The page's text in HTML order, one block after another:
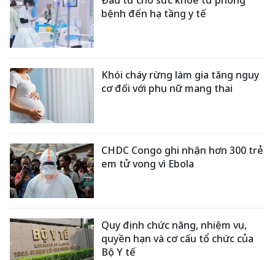
bệnh đến hạ tầng y tế
Khói cháy rừng làm gia tăng nguy
cơ đối với phụ nữ mang thai
CHDC Congo ghi nhận hơn 300 trẻ
em tử vong vì Ebola
Quy định chức năng, nhiệm vụ,
quyền hạn và cơ cấu tổ chức của
Bộ Y tế